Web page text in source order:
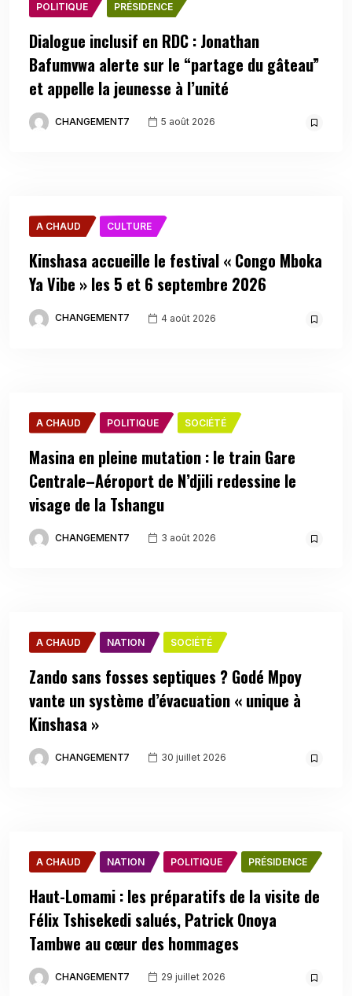
POLITIQUE PRÉSIDENCE
Dialogue inclusif en RDC : Jonathan
Bafumvwa alerte sur le “partage du gâteau”
et appelle la jeunesse à l’unité
CHANGEMENT7 5 août 2026
A CHAUD CULTURE
Kinshasa accueille le festival « Congo Mboka
Ya Vibe » les 5 et 6 septembre 2026
CHANGEMENT7 4 août 2026
A CHAUD POLITIQUE SOCIÉTÉ
Masina en pleine mutation : le train Gare
Centrale–Aéroport de N’djili redessine le
visage de la Tshangu
CHANGEMENT7 3 août 2026
A CHAUD NATION SOCIÉTÉ
Zando sans fosses septiques ? Godé Mpoy
vante un système d’évacuation « unique à
Kinshasa »
CHANGEMENT7 30 juillet 2026
A CHAUD NATION POLITIQUE PRÉSIDENCE
Haut-Lomami : les préparatifs de la visite de
Félix Tshisekedi salués, Patrick Onoya
Tambwe au cœur des hommages
CHANGEMENT7 29 juillet 2026